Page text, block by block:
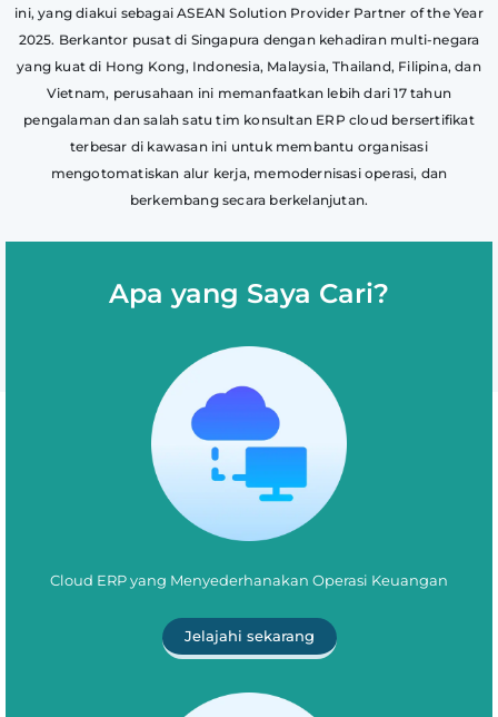
ini, yang diakui sebagai ASEAN Solution Provider Partner of the Year
2025. Berkantor pusat di Singapura dengan kehadiran multi-negara
yang kuat di Hong Kong, Indonesia, Malaysia, Thailand, Filipina, dan
Vietnam, perusahaan ini memanfaatkan lebih dari 17 tahun
pengalaman dan salah satu tim konsultan ERP cloud bersertifikat
terbesar di kawasan ini untuk membantu organisasi
mengotomatiskan alur kerja, memodernisasi operasi, dan
berkembang secara berkelanjutan.
Apa yang Saya Cari?
Cloud ERP yang Menyederhanakan Operasi Keuangan
Jelajahi sekarang